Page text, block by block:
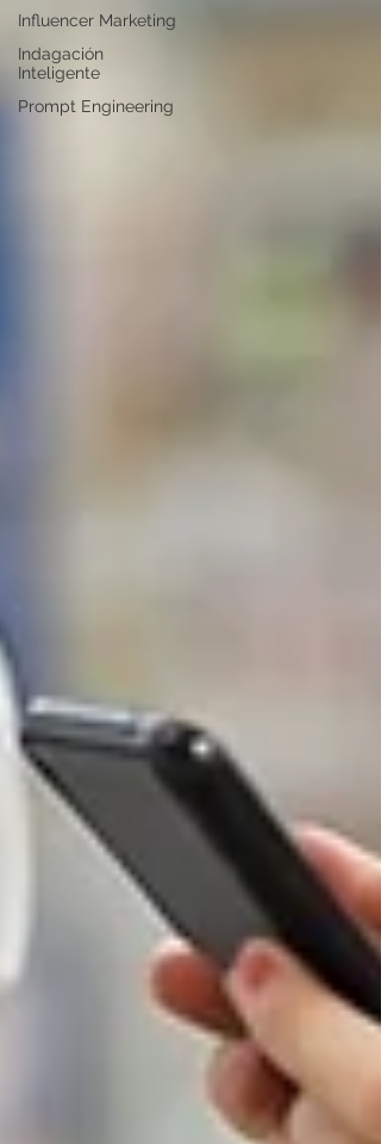
Influencer Marketing
Indagación
Inteligente
Prompt Engineering